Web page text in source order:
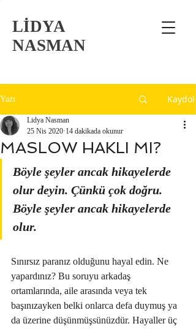
LİDYA
NASMAN
Yazı Kaydol
MASLOW HAKLI MI?
Lidya Nasman
25 Nis 2020 14 dakikada okunur
Böyle şeyler ancak hikayelerde
olur deyin. Çünkü çok doğru.
Böyle şeyler ancak hikayelerde
olur.
Sınırsız paranız olduğunu hayal edin. Ne
yapardınız? Bu soruyu arkadaş
ortamlarında, aile arasında veya tek
başınızayken belki onlarca defa duymuş ya
da üzerine düşünmüşsünüzdür. Hayaller üç